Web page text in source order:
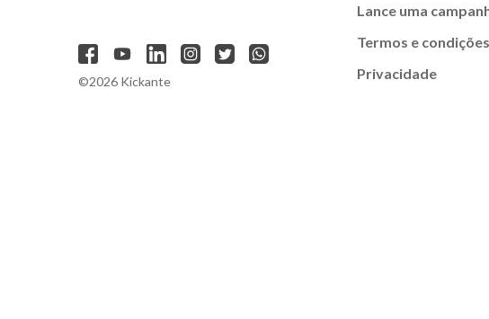
©2026 Kickante
Lance uma
Termos e condições
Privacidade